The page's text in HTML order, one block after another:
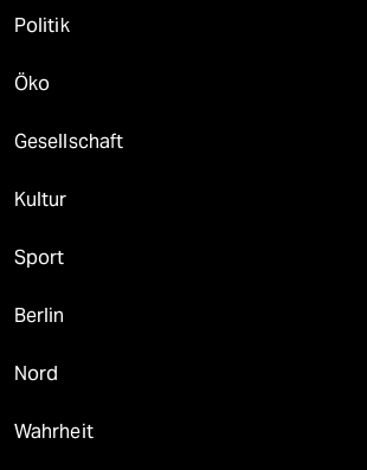
Politik
Öko
Gesellschaft
Kultur
Sport
Berlin
Nord
Wahrheit